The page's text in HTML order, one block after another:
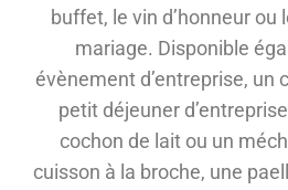
buffet, le vin d’honneur ou
mariage. Disponible
évènement d’entreprise, un
petit déjeuner
cochon de lait ou un
cuisson à la broche, une